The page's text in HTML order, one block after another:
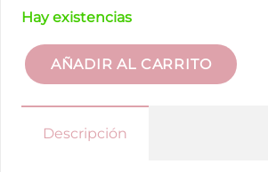
Hay existencias
Toquilla
cantidad
AÑADIR AL CARRITO
Descripción